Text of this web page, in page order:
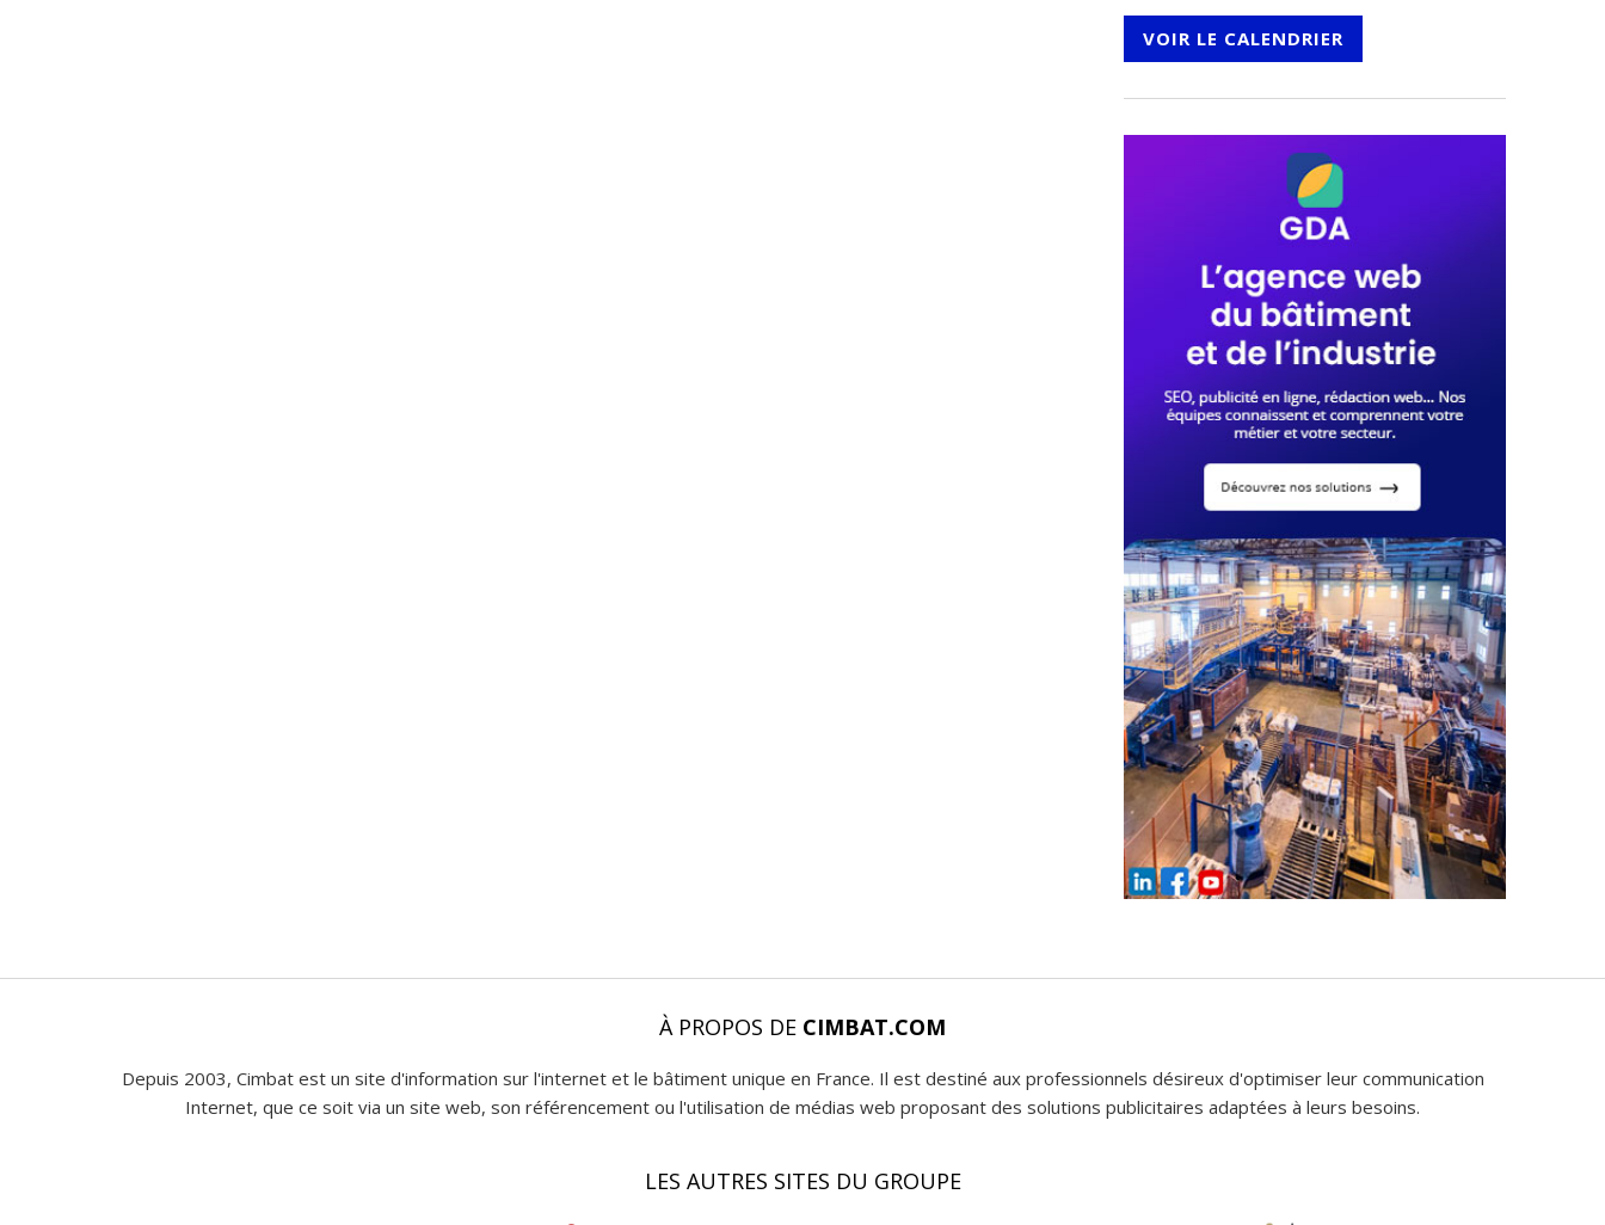
VOIR LE CALENDRIER
À PROPOS DE CIMBAT.COM
Depuis 2003, Cimbat est un site d'information sur l'internet et le bâtiment unique en France. Il est destiné aux professionnels désireux d'optimiser leur communication
Internet, que ce soit via un site web, son référencement ou l'utilisation de médias web proposant des solutions publicitaires adaptées à leurs besoins.
LES AUTRES SITES DU GROUPE